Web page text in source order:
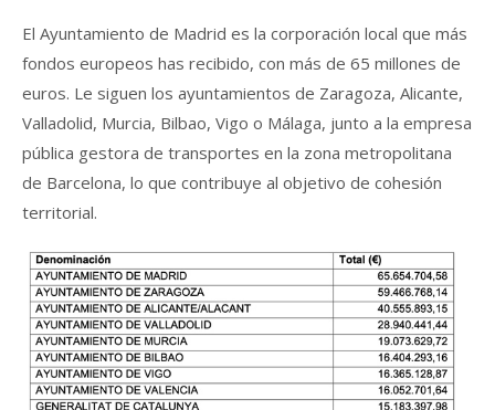
El Ayuntamiento de Madrid es la corporación local que más
fondos europeos has recibido, con más de 65 millones de
euros. Le siguen los ayuntamientos de Zaragoza, Alicante,
Valladolid, Murcia, Bilbao, Vigo o Málaga, junto a la empresa
pública gestora de transportes en la zona metropolitana
de Barcelona, lo que contribuye al objetivo de cohesión
territorial.